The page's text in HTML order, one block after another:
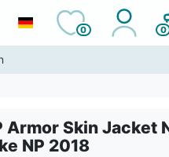
0 0
Armor Skin Jacket
NP 2018